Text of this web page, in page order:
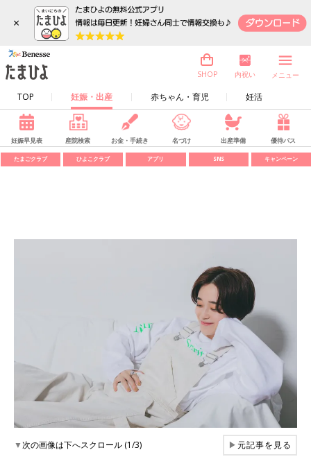
×
TOP 妊娠・出産 赤ちゃん・育児 妊活
SHOP 内祝い メニュー
妊娠早見表 産院検索 お金・手続き 名づけ 出産準備 優待パス
たまごクラブ ひよこクラブ アプリ SNS キャンペーン
▼次の画像は下へスクロール (1/3) ▶元記事を見る